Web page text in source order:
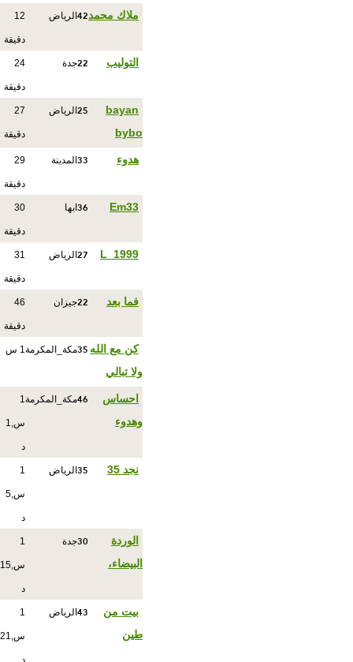
ملاك محمد42 الرياض 12
دقيقة
التوليب 22جدة 24
دقيقة
bayan
bybo
25 الرياض 27
دقيقة
هدوء 33 المدينة 29
دقيقة
Em33
36 ابها 30
دقيقة
L_1999
27 الرياض 31
دقيقة
فما بعد 22جيزان 46
دقيقة
كن مع الله
ولا تبالي
35مكة_المكرمة1 س
احساس
وهدوء
46مكة_المكرمة1
س,1
د
نجد 35 35 الرياض 1
س,5
د
الوردة
البيضاء،
30جدة 1
س,15
د
بيت من
طين
43 الرياض 1
س,21
د